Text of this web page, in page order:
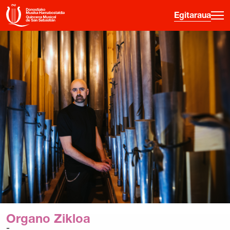
Egitaraua
ES · EU · FR · EN
Egitaraua
Gainerako jarduerak
Sarreren Informazioa
Hasiberrientzako gida
Ordu Gaztea
Hamabostaldia
Historia
Aurreko edizioak
Organo Zikloa